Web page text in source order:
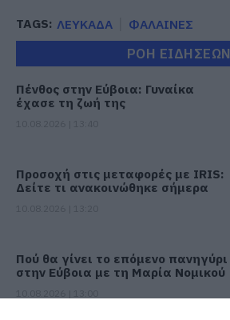
TAGS: ΛΕΥΚΑΔΑ ΦΑΛΑΙΝΕΣ
ΡΟΗ ΕΙΔΗΣΕΩΝ
Πένθος στην Εύβοια: Γυναίκα
έχασε τη ζωή της
Προσοχή στις μεταφορές με IRIS:
Δείτε τι ανακοινώθηκε σήμερα
Πού θα γίνει το επόμενο πανηγύρι
στην Εύβοια με τη Μαρία Νομικού